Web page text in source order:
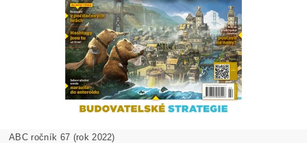
ABC ročník 67 (rok 2022)